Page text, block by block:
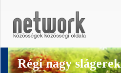
Régi nagy slágerek